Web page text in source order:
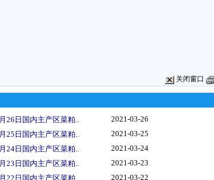
关闭窗口
26日国内主产区菜粕..
2021-03-26
25日国内主产区菜粕..
2021-03-25
24日国内主产区菜粕..
2021-03-24
23日国内主产区菜粕..
2021-03-23
22日国内主产区菜粕..
2021-03-22